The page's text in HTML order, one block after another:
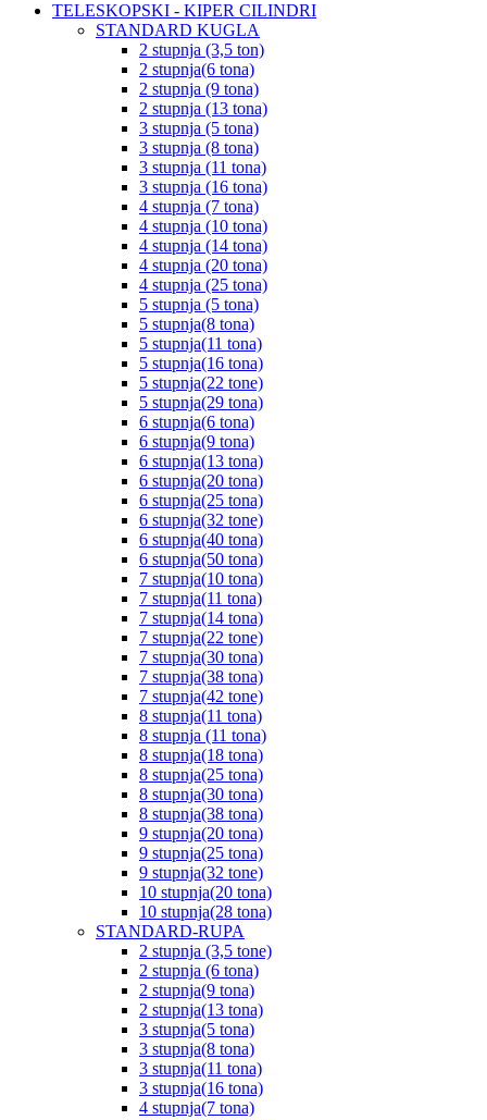
TELESKOPSKI - KIPER CILINDRI
STANDARD KUGLA
2 stupnja (3,5 ton)
2 stupnja(6 tona)
2 stupnja (9 tona)
2 stupnja (13 tona)
3 stupnja (5 tona)
3 stupnja (8 tona)
3 stupnja (11 tona)
3 stupnja (16 tona)
4 stupnja (7 tona)
4 stupnja (10 tona)
4 stupnja (14 tona)
4 stupnja (20 tona)
4 stupnja (25 tona)
5 stupnja (5 tona)
5 stupnja(8 tona)
5 stupnja(11 tona)
5 stupnja(16 tona)
5 stupnja(22 tone)
5 stupnja(29 tona)
6 stupnja(6 tona)
6 stupnja(9 tona)
6 stupnja(13 tona)
6 stupnja(20 tona)
6 stupnja(25 tona)
6 stupnja(32 tone)
6 stupnja(40 tona)
6 stupnja(50 tona)
7 stupnja(10 tona)
7 stupnja(11 tona)
7 stupnja(14 tona)
7 stupnja(22 tone)
7 stupnja(30 tona)
7 stupnja(38 tona)
7 stupnja(42 tone)
8 stupnja(11 tona)
8 stupnja (11 tona)
8 stupnja(18 tona)
8 stupnja(25 tona)
8 stupnja(30 tona)
8 stupnja(38 tona)
9 stupnja(20 tona)
9 stupnja(25 tona)
9 stupnja(32 tone)
10 stupnja(20 tona)
10 stupnja(28 tona)
STANDARD-RUPA
2 stupnja (3,5 tone)
2 stupnja (6 tona)
2 stupnja(9 tona)
2 stupnja(13 tona)
3 stupnja(5 tona)
3 stupnja(8 tona)
3 stupnja(11 tona)
3 stupnja(16 tona)
4 stupnja(7 tona)